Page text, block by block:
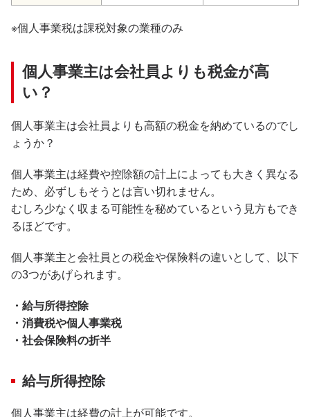
※個人事業税は課税対象の業種のみ
個人事業主は会社員よりも税金が高
い？
個人事業主は会社員よりも高額の税金を納めているのでし
ょうか？
個人事業主は経費や控除額の計上によっても大きく異なる
ため、必ずしもそうとは言い切れません。
むしろ少なく収まる可能性を秘めているという見方もでき
るほどです。
個人事業主と会社員との税金や保険料の違いとして、以下
の3つがあげられます。
・給与所得控除
・消費税や個人事業税
・社会保険料の折半
給与所得控除
個人事業主は経費の計上が可能です。